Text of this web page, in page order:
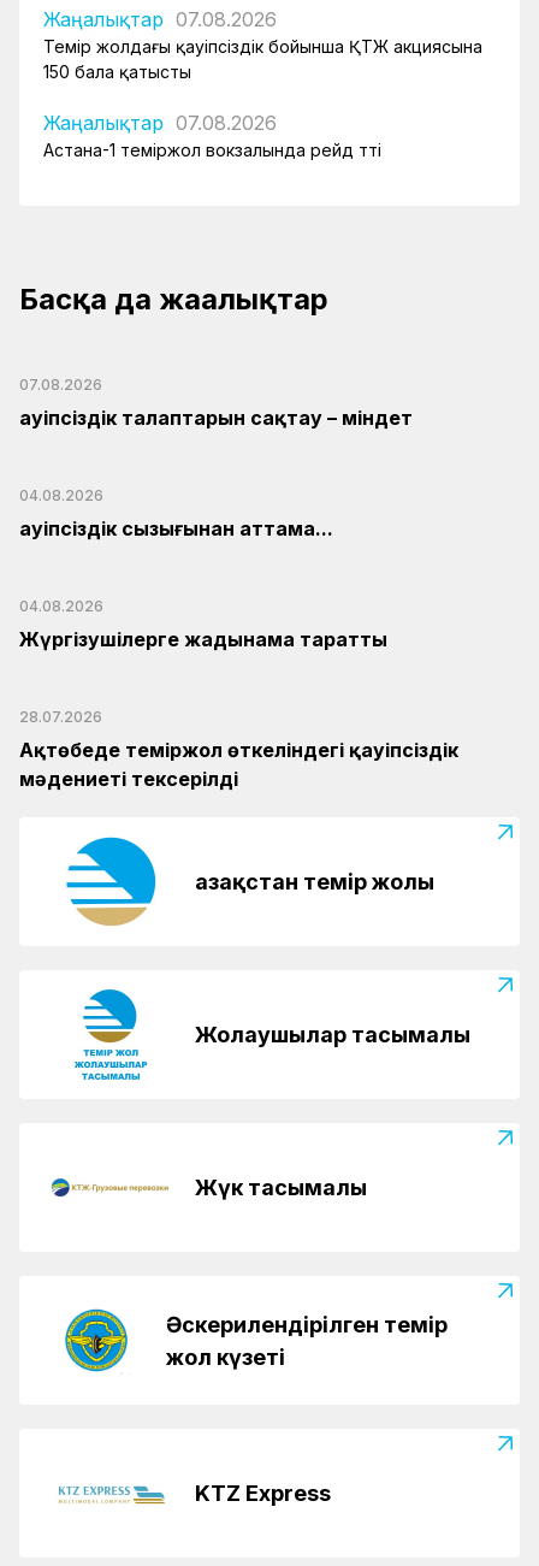
Жаңалықтар 07.08.2026
Темір жолдағы қауіпсіздік бойынша ҚТЖ акциясына
150 бала қатысты
Жаңалықтар 07.08.2026
Астана-1 теміржол вокзалында рейд өтті
Басқа да жаңалықтар
07.08.2026
Қауіпсіздік талаптарын сақтау – міндет
04.08.2026
Қауіпсіздік сызығынан аттама...
04.08.2026
Жүргізушілерге жадынама таратты
28.07.2026
Ақтөбеде теміржол өткеліндегі қауіпсіздік
мәдениеті тексерілді
Қазақстан темір жолы
Жолаушылар тасымалы
Жүк тасымалы
Әскерилендірілген темір
жол күзеті
KTZ Express